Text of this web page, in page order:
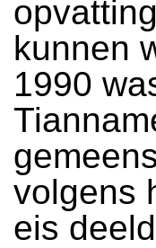
kunnen
1990
volgens
eis